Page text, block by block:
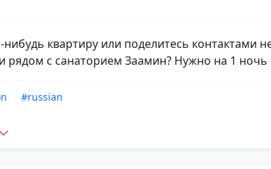
нибудь квартиру или поделитесь контактами
рядом с санаторием Заамин? Нужно на 1 ночь
#russian